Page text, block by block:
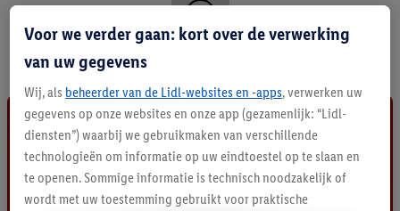
n
e
l
e
p
Voor we verder gaan: kort over de verwerking
van uw gegevens
Wij, als beheerder van de Lidl-websites en -apps, verwerken uw
gegevens op onze websites en onze app (gezamenlijk: “Lidl-
diensten”) waarbij we gebruikmaken van verschillende
technologieën om informatie op uw eindtoestel op te slaan en
te openen. Sommige informatie is technisch noodzakelijk of
wordt met uw toestemming gebruikt voor praktische